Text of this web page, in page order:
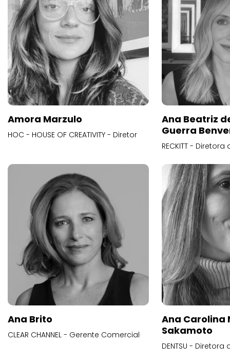
Amora Marzulo
HOC - HOUSE OF CREATIVITY - Diretor
Ana Beatriz
Guerra
RECKITT -
Ana Brito
CLEAR CHANNEL - Gerente Comercial
Ana Carolina
Sakamoto
DENTSU -